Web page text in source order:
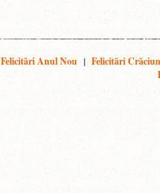
Felicitări Anul Nou | Felicitări